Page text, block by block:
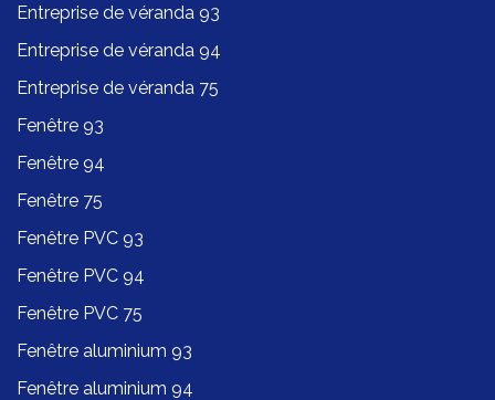
Entreprise de véranda 93
Entreprise de véranda 94
Entreprise de véranda 75
Fenêtre 93
Fenêtre 94
Fenêtre 75
Fenêtre PVC 93
Fenêtre PVC 94
Fenêtre PVC 75
Fenêtre aluminium 93
Fenêtre aluminium 94